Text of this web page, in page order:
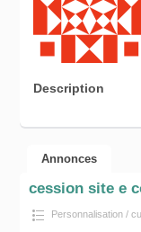
Description
Annonces
cession site e
Personnalisation /